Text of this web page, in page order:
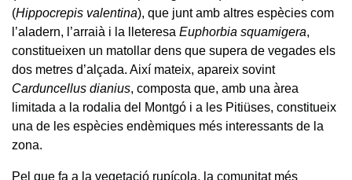
(Hippocrepis valentina), que junt amb altres espècies com
l’aladern, l’arraià i la lleteresa Euphorbia squamigera,
constitueixen un matollar dens que supera de vegades els
dos metres d’alçada. Així mateix, apareix sovint
Carduncellus dianius, composta que, amb una àrea
limitada a la rodalia del Montgó i a les Pitiüses, constitueix
una de les espècies endèmiques més interessants de la
zona.
Pel que fa a la vegetació rupícola, la comunitat més